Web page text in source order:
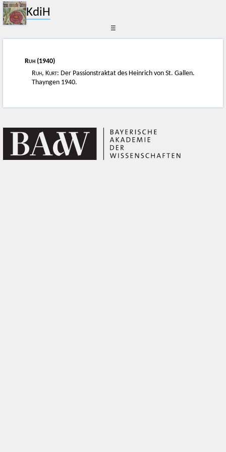
KdiH
☰
Ruh (1940)
Ruh, Kurt: Der Passionstraktat des Heinrich von St. Gallen.
Thayngen 1940.